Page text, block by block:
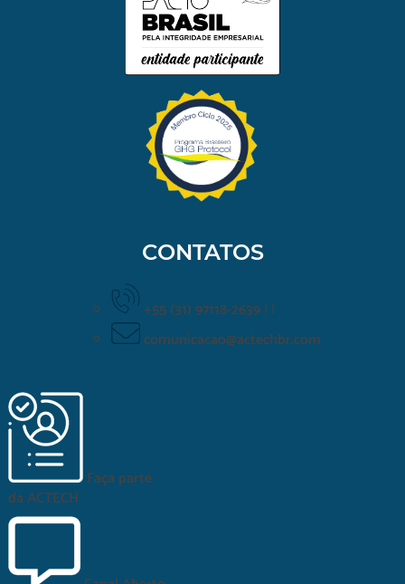
CONTATOS
+55 (31) 97118-2639| |
comunicacao@actechbr.com
Faça parte
daACTECH